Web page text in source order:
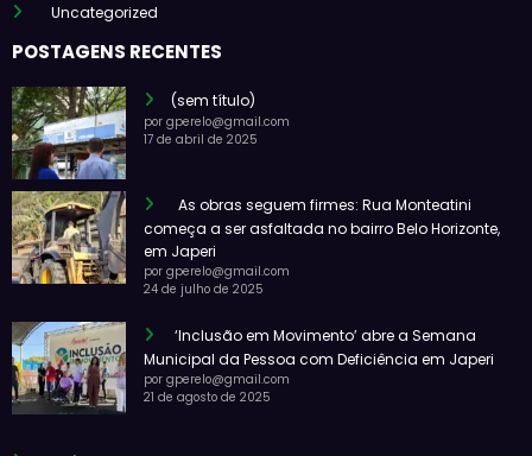
Uncategorized
POSTAGENS RECENTES
(sem título)
por gperelo@gmail.com
17 de abril de 2025
As obras seguem firmes: Rua Monteatini
começa a ser asfaltada no bairro Belo Horizonte,
em Japeri
por gperelo@gmail.com
24 de julho de 2025
‘Inclusão em Movimento’ abre a Semana
Municipal da Pessoa com Deficiência em Japeri
por gperelo@gmail.com
21 de agosto de 2025